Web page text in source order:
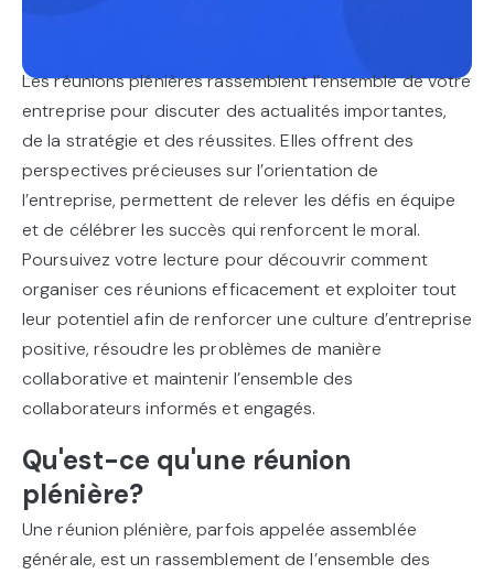
Les réunions plénières rassemblent l’ensemble de votre
entreprise pour discuter des actualités importantes,
de la stratégie et des réussites. Elles offrent des
perspectives précieuses sur l’orientation de
l’entreprise, permettent de relever les défis en équipe
et de célébrer les succès qui renforcent le moral.
Poursuivez votre lecture pour découvrir comment
organiser ces réunions efficacement et exploiter tout
leur potentiel afin de renforcer une culture d’entreprise
positive, résoudre les problèmes de manière
collaborative et maintenir l’ensemble des
collaborateurs informés et engagés.
Qu'est-ce qu'une réunion
plénière?
Une réunion plénière, parfois appelée assemblée
générale, est un rassemblement de l’ensemble des